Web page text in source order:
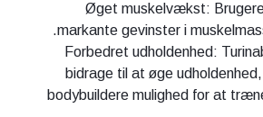
Øget muskelvækst:
markante gevinster i
Forbedret udholdenhed:
bidrage til at øge
bodybuildere mulighed for at